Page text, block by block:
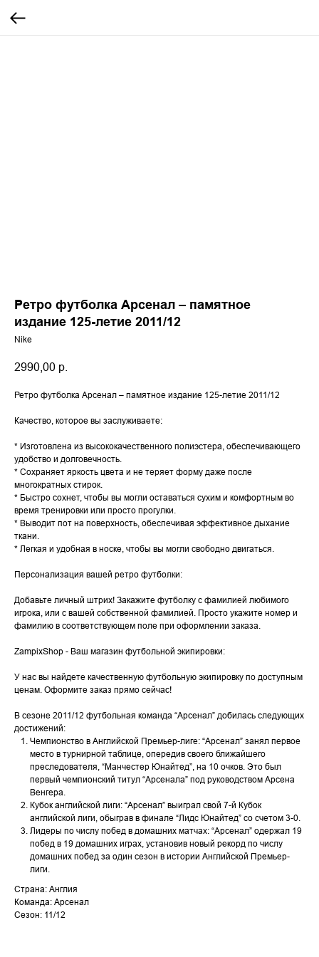
Ретро футболка Арсенал – памятное
издание 125-летие 2011/12
Nike
2990,00 р.
Ретро футболка Арсенал – памятное издание 125-летие 2011/12
Качество, которое вы заслуживаете:
* Изготовлена из высококачественного полиэстера, обеспечивающего
удобство и долговечность.
* Сохраняет яркость цвета и не теряет форму даже после
многократных стирок.
* Быстро сохнет, чтобы вы могли оставаться сухим и комфортным во
время тренировки или просто прогулки.
* Выводит пот на поверхность, обеспечивая эффективное дыхание
ткани.
* Легкая и удобная в носке, чтобы вы могли свободно двигаться.
Персонализация вашей ретро футболки:
Добавьте личный штрих! Закажите футболку с фамилией любимого
игрока, или с вашей собственной фамилией. Просто укажите номер и
фамилию в соответствующем поле при оформлении заказа.
ZampixShop - Ваш магазин футбольной экипировки:
У нас вы найдете качественную футбольную экипировку по доступным
ценам. Оформите заказ прямо сейчас!
В сезоне 2011/12 футбольная команда “Арсенал” добилась следующих
достижений:
Чемпионство в Английской Премьер-лиге: “Арсенал” занял первое
место в турнирной таблице, опередив своего ближайшего
преследователя, “Манчестер Юнайтед”, на 10 очков. Это был
первый чемпионский титул “Арсенала” под руководством Арсена
Венгера.
Кубок английской лиги: “Арсенал” выиграл свой 7-й Кубок
английской лиги, обыграв в финале “Лидс Юнайтед” со счетом 3-0.
Лидеры по числу побед в домашних матчах: “Арсенал” одержал 19
побед в 19 домашних играх, установив новый рекорд по числу
домашних побед за один сезон в истории Английской Премьер-
лиги.
Страна: Англия
Команда: Арсенал
Сезон: 11/12